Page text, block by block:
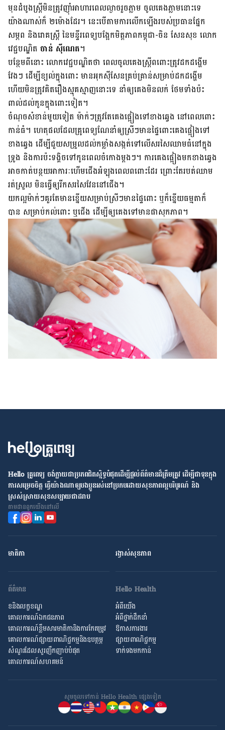
មុន​ដំបូង​ស្ត្រីមិន​ត្រូវ​ញ៉ាំ​អាហារ​ពេល​ល្ងាច​រួច​ភ្លាម ចូល​គេង​ភ្លាម​នោះ​ទេ
យ៉ាង​ណាស់​ក៏ ២ម៉ោង​ដែរ។ នេះ​បើ​តាម​ការ​លើក​ឡើង​របស់​ប្រធាន​ផ្នែក​
សម្ភព និង​រោគ​ស្ត្រី នៃ​មន្ទីរពេទ្យ​បង្អែក​មិត្តភាព​កម្ពុជា-ចិន សែនសុខ លោក
វេជ្ជបណ្ឌិត ចាន់ ស៊ីណេត។
បន្ថែម​ពី​នោះ លោក​វេជ្ជបណ្ឌិត​ថា ពេល​ចូល​គេង​ស្រ្តី​ពពោះត្រូវ​ដក​ដង្ហើម​
វែងៗ ដើម្បី​ខ្យល់​ក្នុង​ពោះ មាន​អុកស៊ីសែន​គ្រប់​គ្រាន់​សម្រាប់​ដក​ដង្ហើម
ហើយ​មិន​ត្រូវ​គិត​រឿង​ស្មុគស្មាញ​នោះ​ទេ នាំ​ឲ្យ​គេង​មិន​លក់ ថែម​ទាំង​ប៉ះ
ពាល់​ដល់​កូន​ក្នុង​ពោះ​ទៀត។
ចំណុច​សំខាន់​មួយ​ទៀត ម៉ាក់ៗ​ត្រូវ​តែ​គេង​ផ្អៀង​ទៅ​ខាង​ឆ្វេង នៅ​ពេល​ពោះ​
កាន់​ធំ។ ហេតុ​ផល​ដែល​គ្រូពេទ្យ​ណែនាំ​ឲ្យ​ស្រីៗ​មាន​ផ្ទៃពោះ​គេង​ផ្អៀង​ទៅ​
ខាង​ឆ្វេង ដើម្បី​ជួយ​សម្រួល​ដល់​កម្លាំង​សង្កត់​ទៅ​លើ​សរសៃ​ឈាម​ធំ​នៅ​ក្នុង​
ទ្រូង និង​ការ​ប៉ះ​ទង្គិច​ទៅ​កូន​ពេល​ចំកោង​ម្តងៗ។ ការ​គេង​ផ្អៀង​មក​ខាង​ឆ្វេង​
អាច​កាត់​បន្ថយ​អាការៈ​ហើម​ជើង​អំឡុង​ពេល​ពពោះ​ដែរ ព្រោះ​តែ​របត់​ឈាម​
រត់​ស្រួល មិន​ធ្វើ​ឲ្យ​រីក​សរសៃ​វែន​នៅ​ជើង។
យក​ល្អ​ម៉ាក់ៗ​គួរ​តែ​មាន​ខ្នើយ​សម្រាប់​ស្រីៗ​មាន​ផ្ទៃពោះ ឬ​ក៏​ខ្នើយ​ធម្មតា​ក៏​
បាន សម្រាប់​កល់​ពោះ ឬ​ជើង ដើម្បី​ឲ្យ​គេង​ទៅ​មាន​ផាសុកភាព។
Hello គ្រូពេទ្យ ​ចង់​ក្លាយ​ជា​ប្រភព​ជិតស្និទ្ធបំផុតដើម្បី​ផ្ដល់​ព័ត៌មាន​ដ៏​ត្រឹមត្រូវ​ ដើម្បី​ជា​ទុន​ក្នុង​
ការ​សម្រេច​ចិត្ត ធ្វើ​យ៉ាង​ណា​ឲ្យ​បងប្អូន​រស់នៅ​ប្រកប​ដោយ​សុខភាព​ល្អ​បរិបូរណ៍ និង​
ស្រស់ស្រាយ​សុខសប្បាយ​ជា​ដរាប
តាម​ដាន​ពួក​យើង​នៅ​លើ
មាតិកា រង្វាស់​សុខភាព
ព័ត៌មាន
ខនិងលក្ខខណ្ឌ
គោលការណ៍ឯកជនភាព
គោលការណ៍​ខ្លឹម​សារ​មាតិកា​និង​ការ​កែតម្រូវ
គោលការណ៍ផ្សាយពាណិជ្ជកម្មនិងឧបត្ថម្ភ
សំណួរ​ដែល​សួរ​ញឹកញាប់​បំផុត
គោលការណ៍​សហគមន៍
Hello Health
អំពីយើង
អំពី​ថ្នាក់ដឹកនាំ
ឱកាស​ការងារ
ផ្សាយពាណិជ្ជកម្ម
ទាក់ទងមកកាន់
សូមចូល​ទៅកាន់ Hello Health ផ្សេង​ទៀត